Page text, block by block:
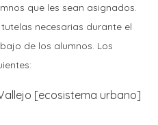
que les sean asignados.
necesarias durante el
de los alumnos. Los
[ecosistema urbano]